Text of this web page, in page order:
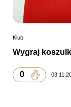
Klub
Wygraj
0